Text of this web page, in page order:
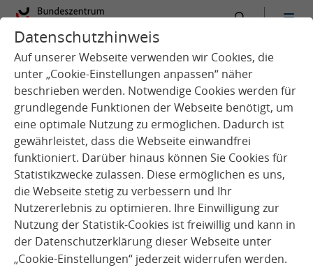
Datenschutzhinweis
Auf unserer Webseite verwenden wir Cookies, die
unter „Cookie-Einstellungen anpassen“ näher
beschrieben werden. Notwendige Cookies werden für
grundlegende Funktionen der Webseite benötigt, um
eine optimale Nutzung zu ermöglichen. Dadurch ist
gewährleistet, dass die Webseite einwandfrei
funktioniert. Darüber hinaus können Sie Cookies für
Statistikzwecke zulassen. Diese ermöglichen es uns,
die Webseite stetig zu verbessern und Ihr
Nutzererlebnis zu optimieren. Ihre Einwilligung zur
Nutzung der Statistik-Cookies ist freiwillig und kann in
der Datenschutzerklärung dieser Webseite unter
„Cookie-Einstellungen“ jederzeit widerrufen werden.
:
Schulessen in
Deutschland
Überblick zur
Verpflegungssituation im
Setting Schule
Gesunde Ernährung in der Schule